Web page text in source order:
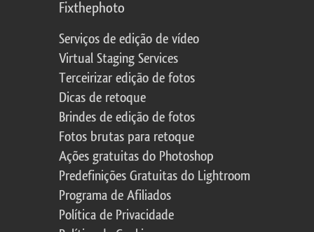
Fixthephoto
Serviços de edição de vídeo
Virtual Staging Services
Terceirizar edição de fotos
Dicas de retoque
Brindes de edição de fotos
Fotos brutas para retoque
Ações gratuitas do Photoshop
Predefinições Gratuitas do Lightroom
Programa de Afiliados
Política de Privacidade